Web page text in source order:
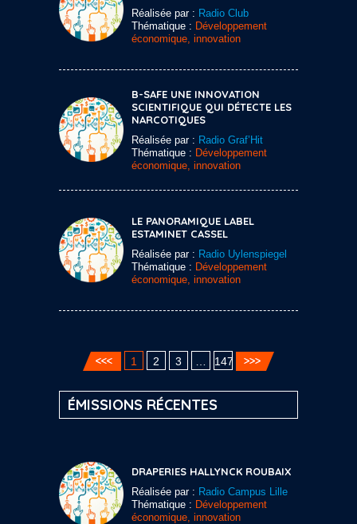
Réalisée par : Radio Club
Thématique : Développement
économique, innovation
B-SAFE UNE INNOVATION
SCIENTIFIQUE QUI DÉTECTE LES
NARCOTIQUES
Réalisée par : Radio Graf’Hit
Thématique : Développement
économique, innovation
LE PANORAMIQUE LABEL
ESTAMINET CASSEL
Réalisée par : Radio Uylenspiegel
Thématique : Développement
économique, innovation
1 2 3 147
ÉMISSIONS RÉCENTES
DRAPERIES HALLYNCK ROUBAIX
Réalisée par : Radio Campus Lille
Thématique : Développement
économique, innovation